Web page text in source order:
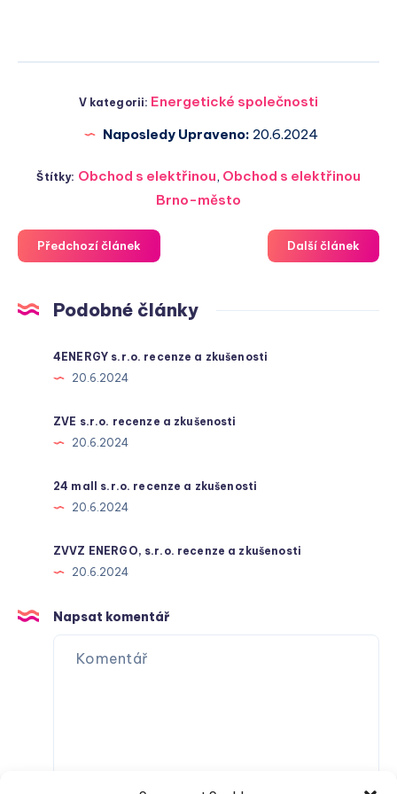
V kategorii: Energetické společnosti
Naposledy Upraveno: 20.6.2024
Štítky: Obchod s elektřinou, Obchod s elektřinou
Brno-město
Předchozí článek Další článek
Podobné články
4ENERGY s.r.o. recenze a zkušenosti
20.6.2024
ZVE s.r.o. recenze a zkušenosti
20.6.2024
24 mall s.r.o. recenze a zkušenosti
20.6.2024
ZVVZ ENERGO, s.r.o. recenze a zkušenosti
20.6.2024
Napsat komentář